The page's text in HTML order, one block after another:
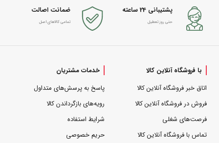
پشتیبانی 24 ساعته
حتی روز تعطیل
ضمانت اصالت
تمامی کالاهای اصل
با فروشگاه آنلاین کالا
اتاق خبر فروشگاه آنلاین کالا
فروش در فروشگاه آنلاین کالا
فرصت‌های شغلی
تماس با فروشگاه آنلاین کالا
خدمات مشتریان
پاسخ به پرسش‌های متداول
رویه‌های بازگرداندن کالا
شرایط استفاده
حریم خصوصی